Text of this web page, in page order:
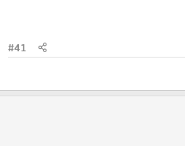
#41